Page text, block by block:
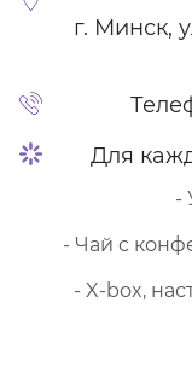
г. Минск,
Для
-
- Чай с
- X-box,